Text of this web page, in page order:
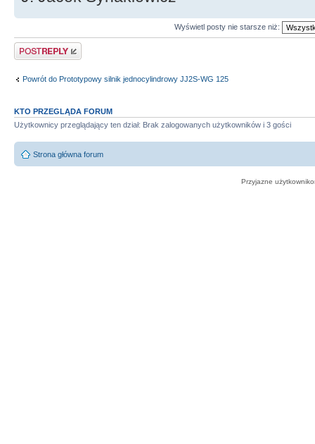
Wyświetl posty nie starsze niż:
Odpowiedz
Powrót do Prototypowy silnik jednocylindrowy JJ2S-WG 125
KTO PRZEGLĄDA FORUM
Użytkownicy przeglądający ten dział: Brak zalogowanych użytkowników i 3 gości
Strona główna forum
Przyjazne